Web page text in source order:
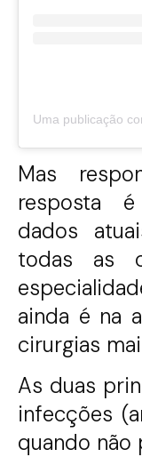
Mas
resposta
dados
todas as
ainda é na
cirurgias
As duas
infecções
quando não